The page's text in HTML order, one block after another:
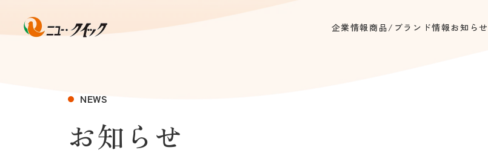
企業情報商品/ブランド情報お知らせ
NEWS
お知らせ